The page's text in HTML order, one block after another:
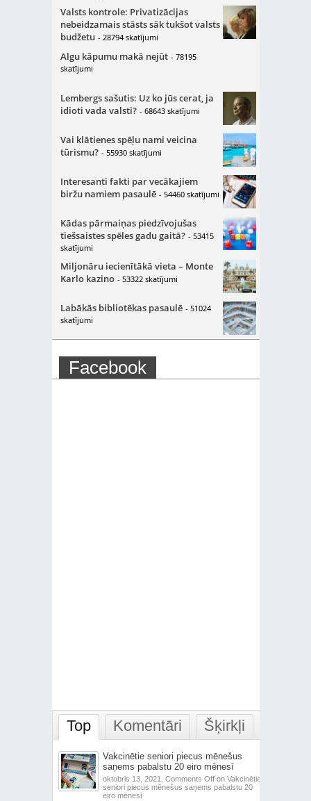
Valsts kontrole: Privatizācijas
nebeidzamais stāsts sāk tukšot valsts
budžetu - 28794 skatījumi
Algu kāpumu makā nejūt - 78195
skatījumi
Lembergs sašutis: Uz ko jūs cerat, ja
idioti vada valsti? - 68643 skatījumi
Vai klātienes spēļu nami veicina
tūrismu? - 55930 skatījumi
Interesanti fakti par vecākajiem
biržu namiem pasaulē - 54460 skatījumi
Kādas pārmaiņas piedzīvojušas
tiešsaistes spēles gadu gaitā? - 53415
skatījumi
Miljonāru iecienītākā vieta – Monte
Karlo kazino - 53322 skatījumi
Labākās bibliotēkas pasaulē - 51024
skatījumi
Facebook
Top Komentāri Šķirkļi
Vakcinētie seniori piecus mēnešus
saņems pabalstu 20 eiro mēnesī
oktobris 13, 2021, Comments Offon Vakcinētie
seniori piecus mēnešus saņems pabalstu 20
eiro mēnesī